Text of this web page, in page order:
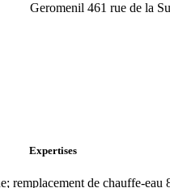
Geromenil 461 rue de la
Expertises
remplacement de chauffe-